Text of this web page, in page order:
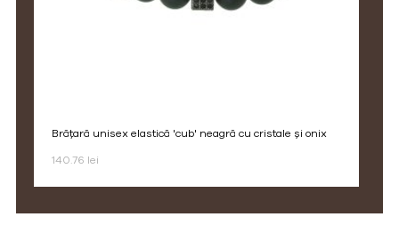
brățară unisex elastică 'cub' neagră cu cristale și onix
140.76 lei